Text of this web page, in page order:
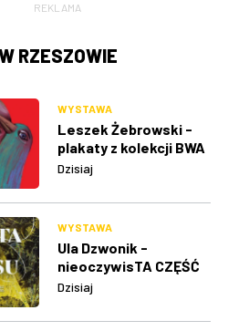
REKLAMA
RZESZOWIE
WYSTAWA
Leszek Żebrowski -
plakaty z kolekcji BWA
w Rzeszowie
Dzisiaj
WYSTAWA
Ula Dzwonik -
nieoczywisTA CZĘŚĆ
ZAPISU
Dzisiaj